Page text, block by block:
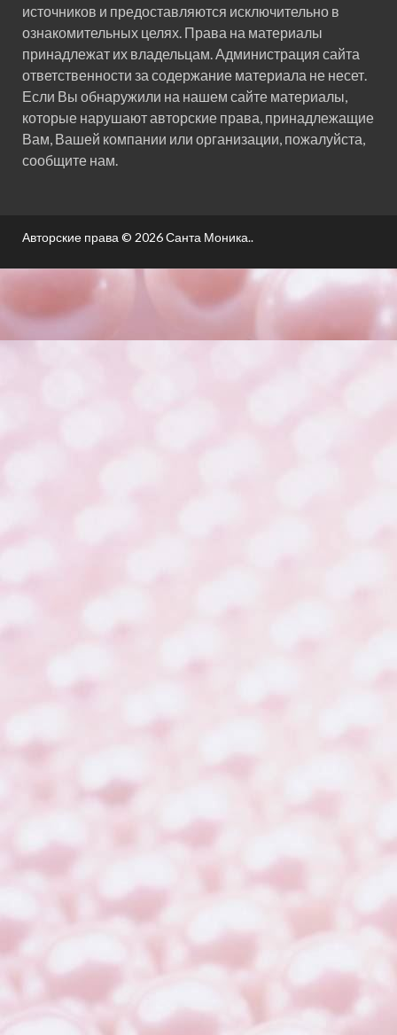
источников и предоставляются исключительно в
ознакомительных целях. Права на материалы
принадлежат их владельцам. Администрация сайта
ответственности за содержание материала не несет.
Если Вы обнаружили на нашем сайте материалы,
которые нарушают авторские права, принадлежащие
Вам, Вашей компании или организации, пожалуйста,
сообщите нам.
Авторские права © 2026Санта Моника..